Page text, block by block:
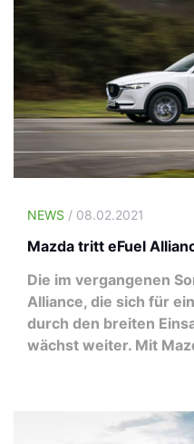
NEWS / 08.02.2021
Mazda tritt eFuel
Die im vergangenen
Alliance, die sich für
durch den breiten
wächst weiter. Mit